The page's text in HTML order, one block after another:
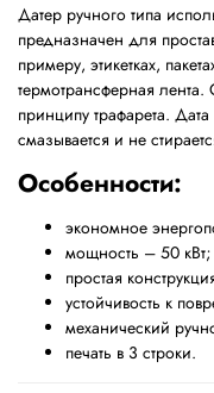
Датер ручного типа
предназначен для
примеру, этикетках,
термотрансферная лента.
принципу трафарета. Дата
смазывается и не
Особенности:
экономное
мощность – 50 кВт;
простая
устойчивость к
механический
печать в 3 строки.